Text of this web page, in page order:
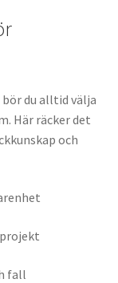
du alltid välja
Här räcker det
och
fall